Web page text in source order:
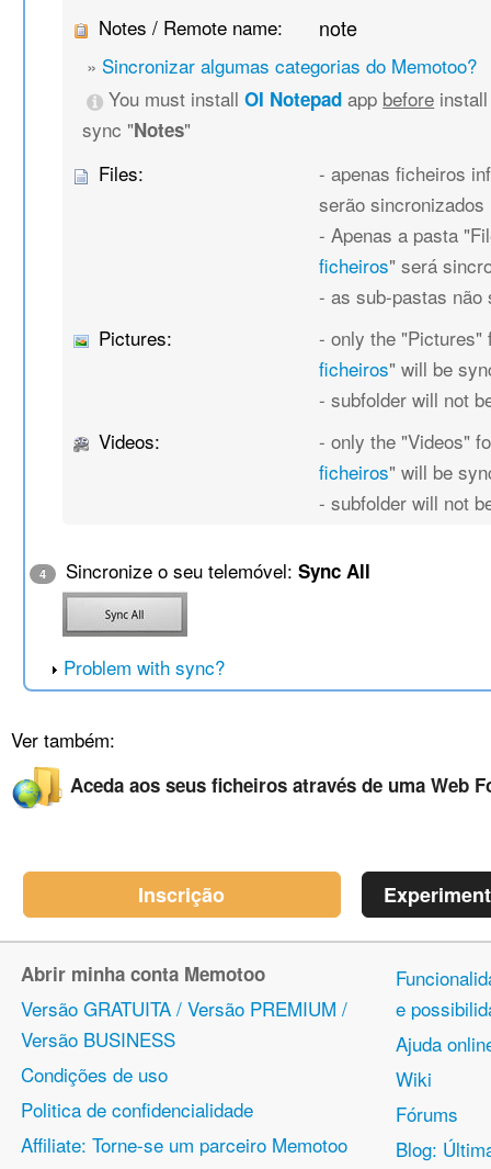
Notes / Remote name:
note
» Sincronizar algumas categorias do Memotoo?
You must installOI Notepad app before
sync "Notes"
Files:
- apenas ficheiros
serão sincronizados
- Apenas a pasta
ficheiros" será
- as sub-pastas não
Pictures:
- only the "Pictures"
ficheiros" will be
- subfolder will not
Videos:
- only the "Videos"
ficheiros" will be
- subfolder will not
4 Sincronize o seu telemóvel:Sync All
Problem with sync?
Ver também:
Aceda aos seus ficheiros através de uma Web
Inscrição
Abrir minha conta Memotoo
Versão GRATUITA / Versão PREMIUM /
Versão BUSINESS
Condições de uso
Politica de confidencialidade
Affiliate: Torne-se um parceiro Memotoo
e
Ajuda
Wiki
Fórums
Blog: